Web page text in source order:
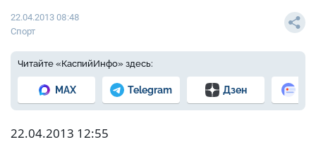
22.04.2013 08:48
Спорт
Читайте «КаспийИнфо» здесь:
MAX Telegram Дзен
22.04.2013 12:55